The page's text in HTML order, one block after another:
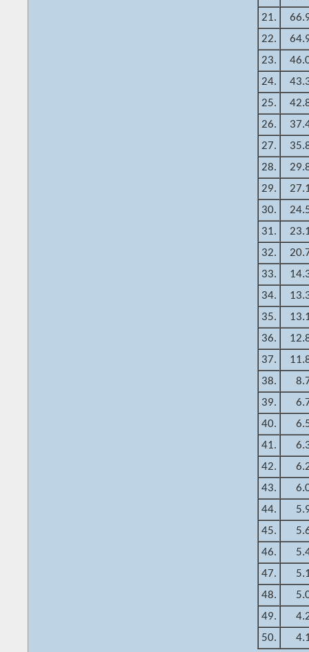
21.
22.
23.
24.
25.
26.
27.
28.
29.
30.
31.
32.
33.
34.
35.
36.
37.
38.
39.
40.
41.
42.
43.
44.
45.
46.
47.
48.
49.
50.